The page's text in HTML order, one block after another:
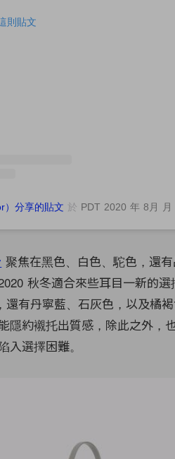
則貼文
）分享的貼文 於 PDT 2020 年 8月
聚焦在黑色、白色、駝色，還
秋冬適合來些耳目一新的
還有丹寧藍、石灰色，以及橘
隱約襯托出質感，除此之外，
入選擇困難。